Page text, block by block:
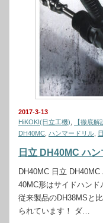
2017-3-13
HiKOKI(日立工機)
【徹底解
DH40MC ハンマードリル
日立 DH40MC ハ
DH40MC 日立
40MC形はサイドハンド
従来製品のDH38MSと
られています！ ダ…